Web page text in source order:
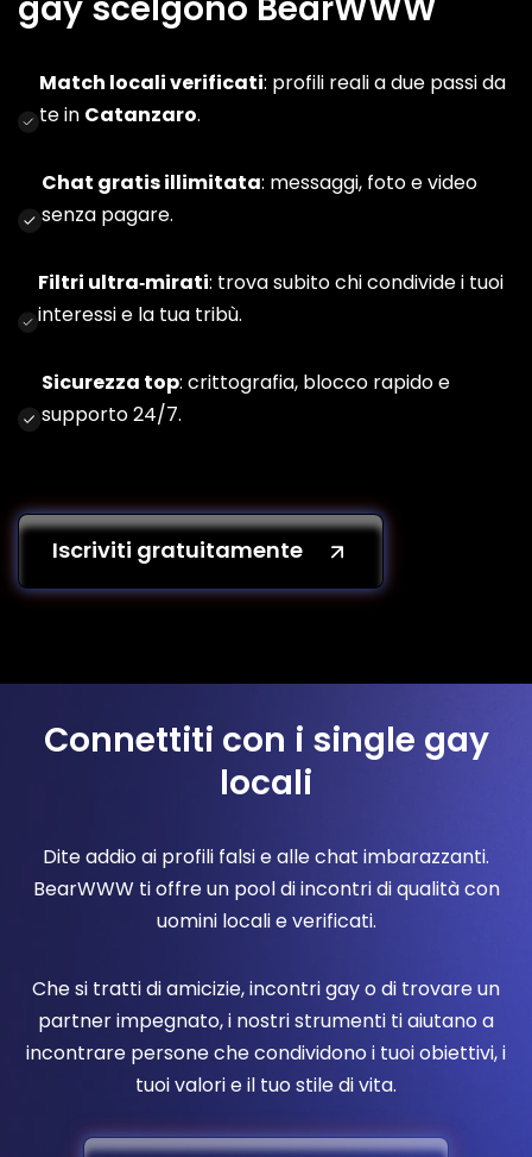
Match locali verificati: profili reali a due passi da
te in Catanzaro.
Chat gratis illimitata: messaggi, foto e video
senza pagare.
Filtri ultra‑mirati: trova subito chi condivide i tuoi
interessi e la tua tribù.
Sicurezza top: crittografia, blocco rapido e
supporto 24/7.
Iscriviti gratuitamente
Connettiti con i single gay
locali
Dite addio ai profili falsi e alle chat imbarazzanti.
BearWWW ti offre un pool di incontri di qualità con
uomini locali e verificati.
Che si tratti di amicizie, incontri gay o di trovare un
partner impegnato, i nostri strumenti ti aiutano a
incontrare persone che condividono i tuoi obiettivi, i
tuoi valori e il tuo stile di vita.